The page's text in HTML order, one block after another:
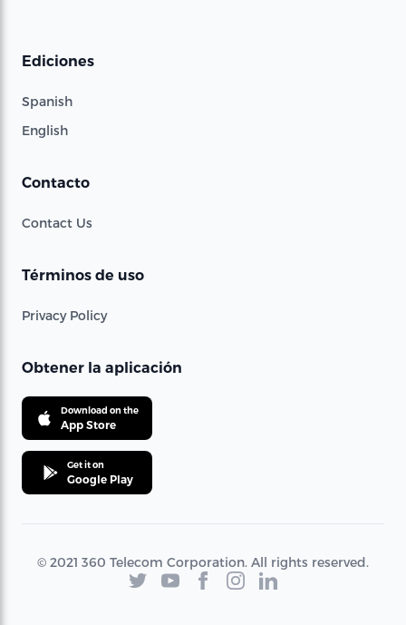
Ediciones
Spanish
English
Contacto
Contact Us
Términos de uso
Privacy Policy
Obtener la aplicación
Download on the
App Store
Get it on
Google Play
© 2021 360 Telecom Corporation. All rights reserved.